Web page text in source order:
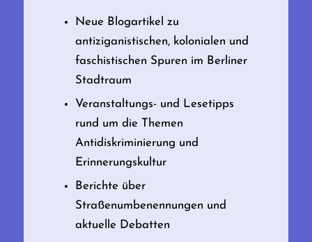
Neue Blogartikel zu
antiziganistischen, kolonialen und
faschistischen Spuren im Berliner
Stadtraum
Veranstaltungs- und Lesetipps
rund um die Themen
Antidiskriminierung und
Erinnerungskultur
Berichte über
Straßenumbenennungen und
aktuelle Debatten